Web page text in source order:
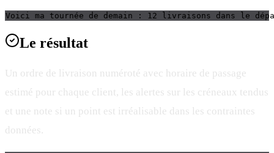
Voici ma tournée de demain : 12 livraisons dans le
Le résultat
Un ordre de livraison numéroté avec horaire de passage
estimé pour chaque client, les alertes sur les créneaux tendus
et une note si un point est irréalisable dans les contraintes
données.